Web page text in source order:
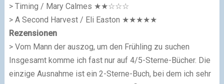
> Timing / Mary Calmes ★★☆☆☆
> A Second Harvest / Eli Easton ★★★★★
Rezensionen
> Vom Mann der auszog, um den Frühling zu suchen
Insgesamt komme ich fast nur auf 4/5-Sterne-Bücher. Die
einzige Ausnahme ist ein 2-Sterne-Buch, bei dem ich sehr